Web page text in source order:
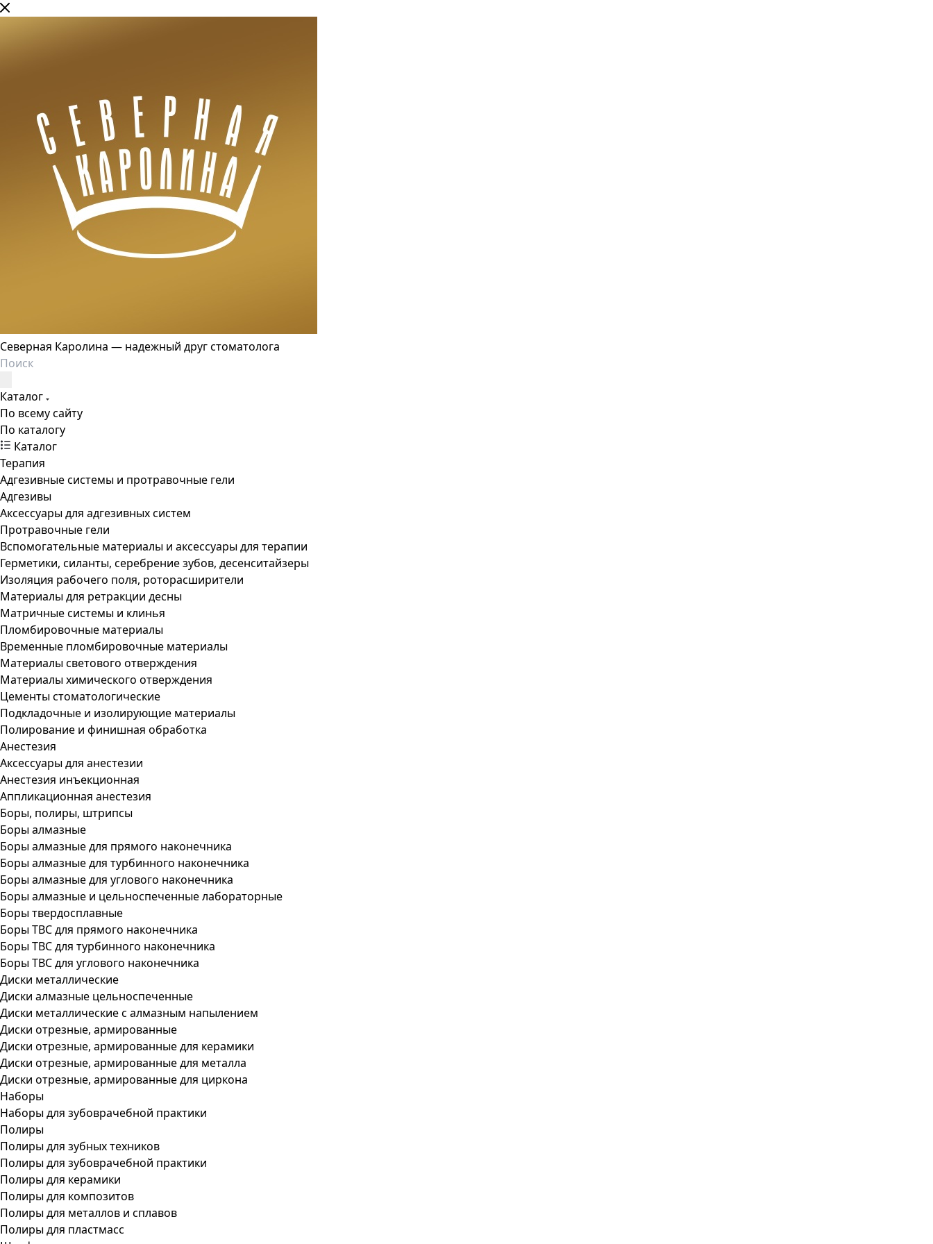
Северная Каролина — надежный друг стоматолога
Каталог
По всему сайту
По каталогу
Каталог
Терапия
Адгезивные системы и протравочные гели
Адгезивы
Аксессуары для адгезивных систем
Протравочные гели
Вспомогательные материалы и аксессуары для терапии
Герметики, силанты, серебрение зубов, десенситайзеры
Изоляция рабочего поля, роторасширители
Материалы для ретракции десны
Матричные системы и клинья
Пломбировочные материалы
Временные пломбировочные материалы
Материалы светового отверждения
Материалы химического отверждения
Цементы стоматологические
Подкладочные и изолирующие материалы
Полирование и финишная обработка
Анестезия
Аксессуары для анестезии
Анестезия инъекционная
Аппликационная анестезия
Боры, полиры, штрипсы
Боры алмазные
Боры алмазные для прямого наконечника
Боры алмазные для турбинного наконечника
Боры алмазные для углового наконечника
Боры алмазные и цельноспеченные лабораторные
Боры твердосплавные
Боры ТВС для прямого наконечника
Боры ТВС для турбинного наконечника
Боры ТВС для углового наконечника
Диски металлические
Диски алмазные цельноспеченные
Диски металлические с алмазным напылением
Диски отрезные, армированные
Диски отрезные, армированные для керамики
Диски отрезные, армированные для металла
Диски отрезные, армированные для циркона
Наборы
Наборы для зубоврачебной практики
Полиры
Полиры для зубных техников
Полиры для зубоврачебной практики
Полиры для керамики
Полиры для композитов
Полиры для металлов и сплавов
Полиры для пластмасс